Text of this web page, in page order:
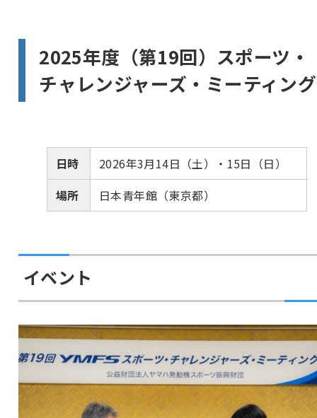
2025年度（第19回）スポーツ・
チャレンジャーズ・ミーティング
日時
2026年3月14日（土）・15日（日）
場所
日本青年館（東京都）
イベント